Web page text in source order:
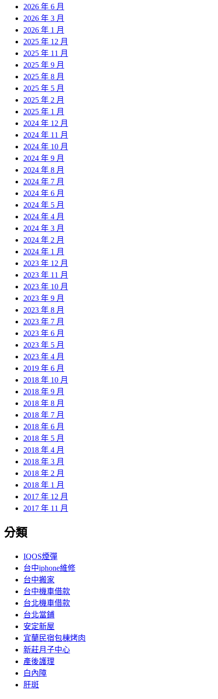
2026 年 6 月
2026 年 3 月
2026 年 1 月
2025 年 12 月
2025 年 11 月
2025 年 9 月
2025 年 8 月
2025 年 5 月
2025 年 2 月
2025 年 1 月
2024 年 12 月
2024 年 11 月
2024 年 10 月
2024 年 9 月
2024 年 8 月
2024 年 7 月
2024 年 6 月
2024 年 5 月
2024 年 4 月
2024 年 3 月
2024 年 2 月
2024 年 1 月
2023 年 12 月
2023 年 11 月
2023 年 10 月
2023 年 9 月
2023 年 8 月
2023 年 7 月
2023 年 6 月
2023 年 5 月
2023 年 4 月
2019 年 6 月
2018 年 10 月
2018 年 9 月
2018 年 8 月
2018 年 7 月
2018 年 6 月
2018 年 5 月
2018 年 4 月
2018 年 3 月
2018 年 2 月
2018 年 1 月
2017 年 12 月
2017 年 11 月
分類
IQOS煙彈
台中iphone維修
台中搬家
台中機車借款
台北機車借款
台北當鋪
安定新屋
宜蘭民宿包棟烤肉
新莊月子中心
產後護理
白內障
肝斑